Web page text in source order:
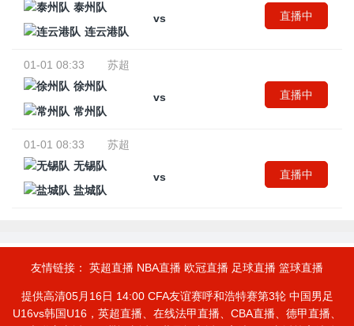
泰州队
vs
连云港队
直播中
01-01 08:33
苏超
徐州队
vs
常州队
直播中
01-01 08:33
苏超
无锡队
vs
盐城队
直播中
友情链接： 英超直播 NBA直播 欧冠直播 足球直播 篮球直播
提供高清05月16日 14:00 CFA友谊赛呼和浩特赛第3轮 中国男足
U16vs韩国U16，英超直播、在线法甲直播、CBA直播、德甲直播、